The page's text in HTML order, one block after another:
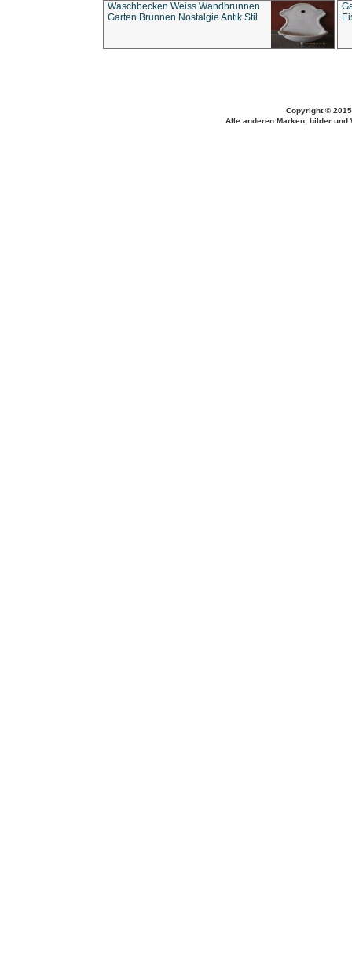
Waschbecken Weiss Wandbrunnen
Garten Brunnen Nostalgie Antik Stil
Copyright ©
Alle anderen Marken, bilder und